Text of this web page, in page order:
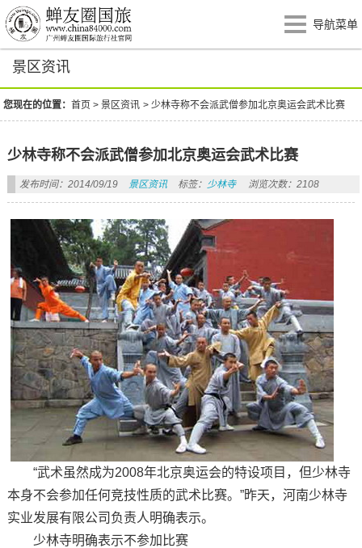
导航菜单
景区资讯
您现在的位置：首页 >景区资讯 >少林寺称不会派武僧参加北京奥运会武术比赛
少林寺称不会派武僧参加北京奥运会武术比赛
发布时间：2014/09/19 景区资讯 标签： 少林寺 浏览次数：2108
“武术虽然成为2008年北京奥运会的特设项目，但少林寺
本身不会参加任何竞技性质的武术比赛。”昨天，河南少林寺
实业发展有限公司负责人明确表示。
少林寺明确表示不参加比赛